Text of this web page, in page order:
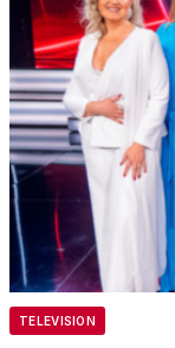
TELEVISION